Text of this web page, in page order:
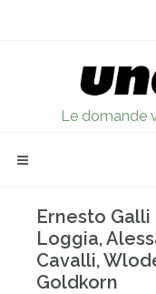
Le domande
Ernesto Galli
Loggia,
Cavalli,
Goldkorn